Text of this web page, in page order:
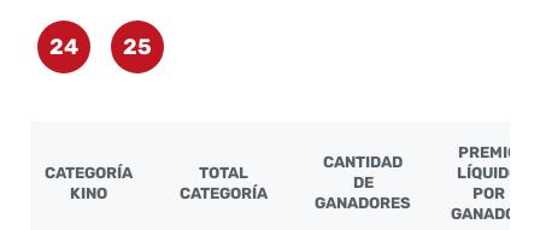
24 25
CATEGORÍA
KINO
TOTAL
CATEGORÍA
CANTIDAD
DE
GANADORES
PREMIO
LÍQUIDO
POR
GANADOR